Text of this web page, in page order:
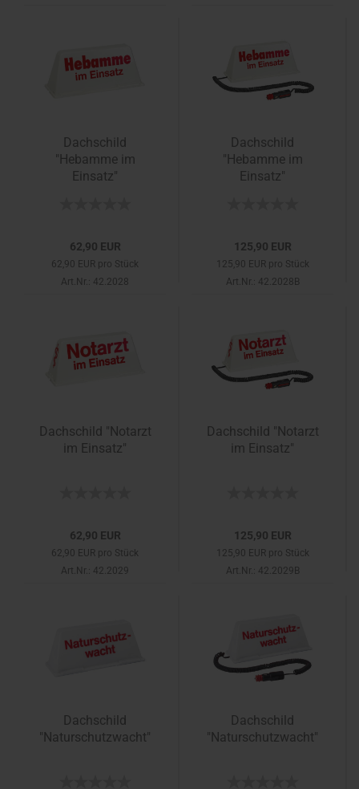
Dachschild
"Hebamme im
Einsatz"
62,90 EUR
62,90 EUR pro Stück
Art.Nr.: 42.2028
Dachschild
"Hebamme im
Einsatz"
125,90 EUR
125,90 EUR pro Stück
Art.Nr.: 42.2028B
Dachschild "Notarzt
im Einsatz"
62,90 EUR
62,90 EUR pro Stück
Art.Nr.: 42.2029
Dachschild "Notarzt
im Einsatz"
125,90 EUR
125,90 EUR pro Stück
Art.Nr.: 42.2029B
Dachschild
"Naturschutzwacht"
Dachschild
"Naturschutzwacht"